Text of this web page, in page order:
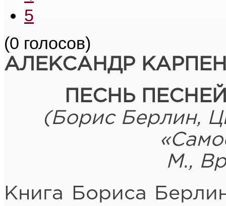
5
(0 голосов)
АЛЕКСАНДР
ПЕСНЬ
(Борис Берлин,
М.,
Книга Бориса